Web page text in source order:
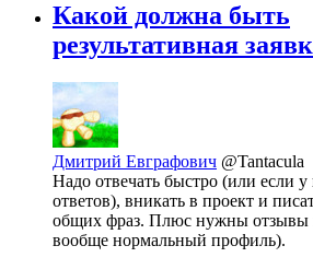
Какой должна быть
результативная
Дмитрий Евграфович @Tantacula
Надо отвечать быстро (или если у
ответов), вникать в проект и
общих фраз. Плюс нужны отзывы
вообще нормальный профиль).